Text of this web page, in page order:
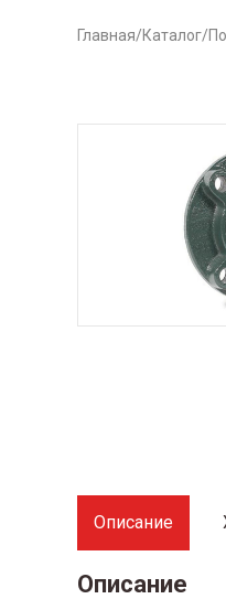
Главная/Каталог/
Описание
Описание